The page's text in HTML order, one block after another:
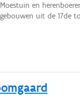
Moestuin en
gebouwen uit de 17de